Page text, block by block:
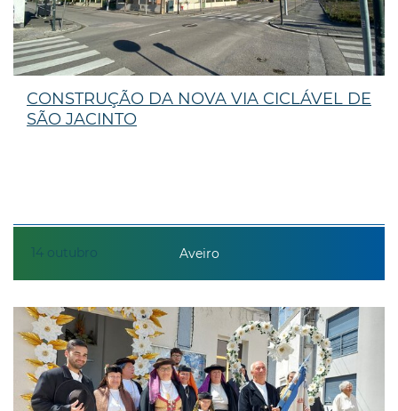
14 outubro
CONSTRUÇÃO DA NOVA VIA CICLÁVEL DE
SÃO JACINTO
Aveiro